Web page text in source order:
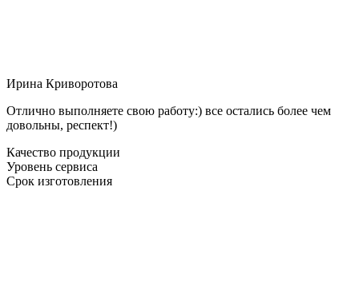
Ирина Криворотова
Отлично выполняете свою работу:) все остались более чем
довольны, респект!)
Качество продукции
Уровень сервиса
Срок изготовления